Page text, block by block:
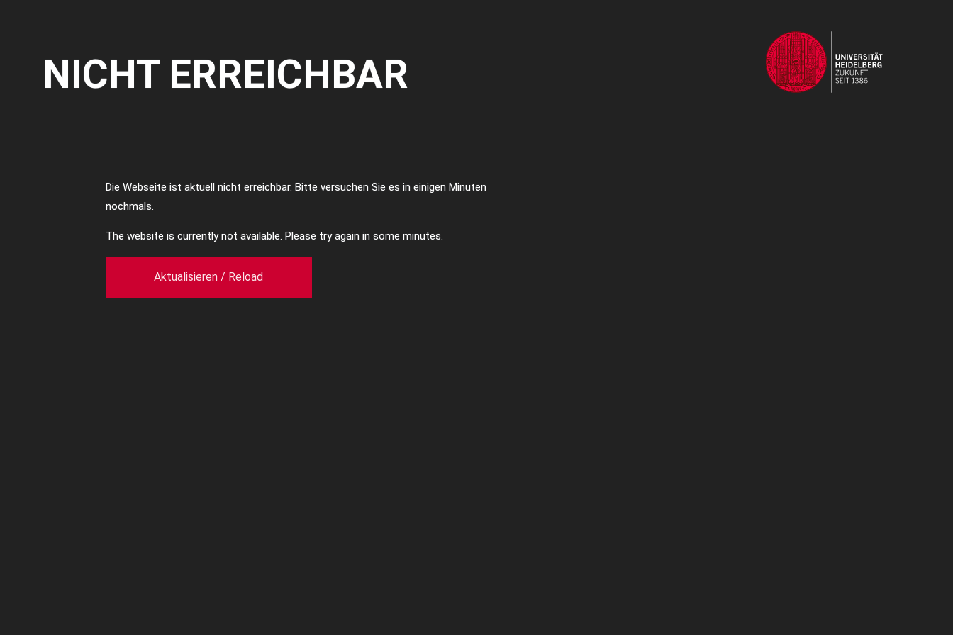
NICHT ERREICHBAR
Die Webseite ist aktuell nicht erreichbar. Bitte versuchen Sie es in einigen Minuten
nochmals.
The website is currently not available. Please try again in some minutes.
Aktualisieren / Reload